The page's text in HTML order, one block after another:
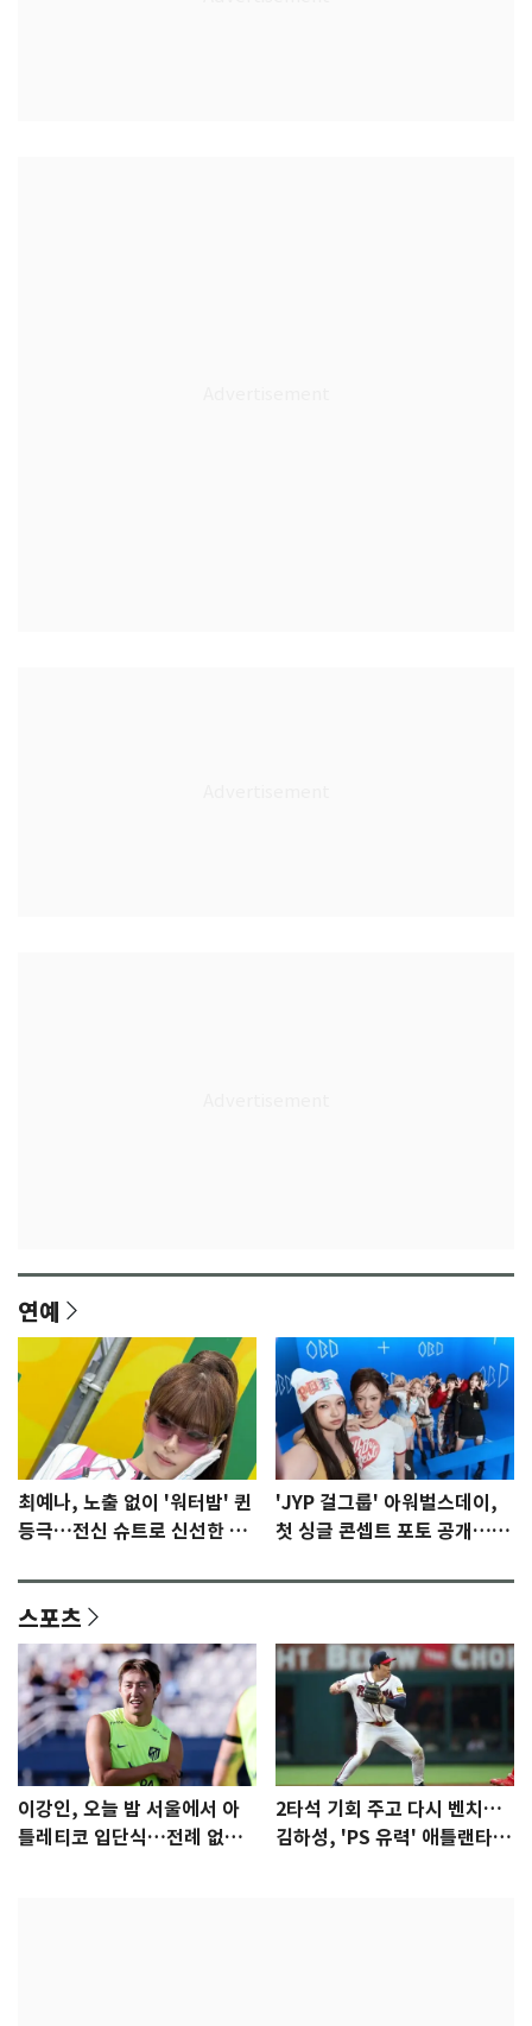
연예
최예나, 노출 없이 '워터밤' 퀸
등극…전신 슈트로 신선한 충
'JYP 걸그룹' 아워벌스데이,
첫 싱글 콘셉트 포토 공개…청
스포츠
이강인, 오늘 밤 서울에서 아
틀레티코 입단식…전례 없는
2타석 기회 주고 다시 벤치…
김하성, 'PS 유력' 애틀랜타에